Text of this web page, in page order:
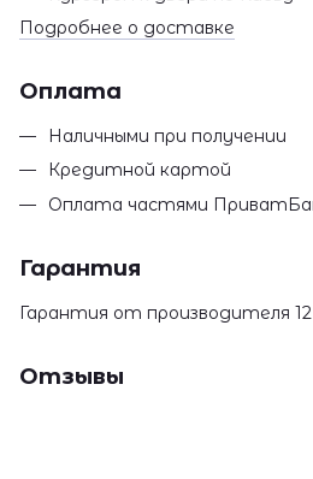
Подробнее о доставке
Оплата
Наличными при получении
Кредитной картой
Оплата частями
Гарантия
Гарантия от производителя
Отзывы